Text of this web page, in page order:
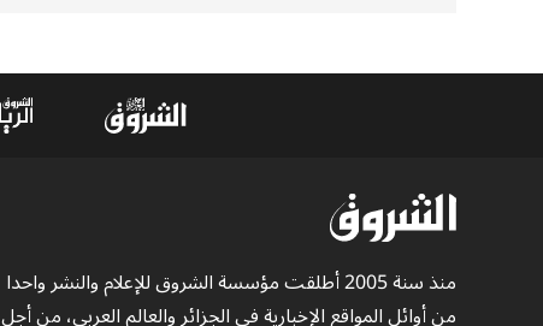
منذ سنة 2005 أطلقت مؤسسة الشروق للإعلام والنشر واحدا
من أوائل المواقع الإخبارية في الجزائر والعالم العربي، من أجل